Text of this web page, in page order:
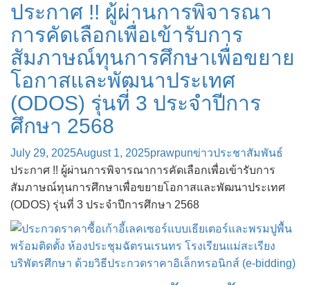
ประกาศ !! ผู้ผ่านการพิจารณา
การคัดเลือกเพื่อเข้ารับการ
สัมภาษณ์ทุนการศึกษาเพื่อขยาย
โอกาสและพัฒนาประเทศ
(ODOS) รุ่นที่ 3 ประจำปีการ
ศึกษา 2568
July 29, 2025August 1, 2025prawpunข่าวประชาสัมพันธ์
ประกาศ !! ผู้ผ่านการพิจารณาการคัดเลือกเพื่อเข้ารับการ
สัมภาษณ์ทุนการศึกษาเพื่อขยายโอกาสและพัฒนาประเทศ
(ODOS) รุ่นที่ 3 ประจำปีการศึกษา 2568